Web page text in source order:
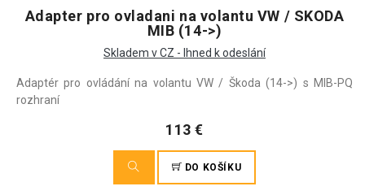
Adapter pro ovladani na volantu VW / SKODA
MIB (14->)
Skladem v CZ - Ihned k odeslání
Adaptér pro ovládání na volantu VW / Škoda (14->) s MIB-PQ
rozhraní
113 €
DO KOŠÍKU